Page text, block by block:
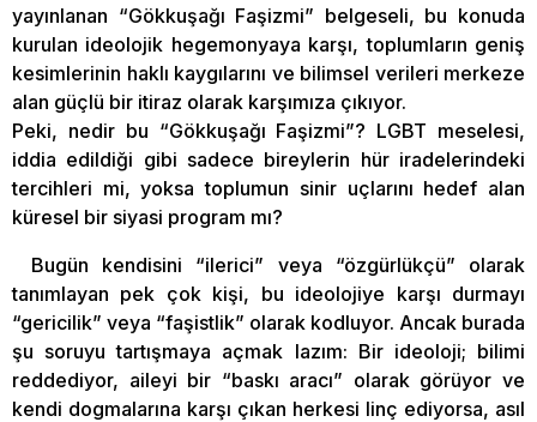
yayınlanan “Gökkuşağı Faşizmi” belgeseli, bu konuda
kurulan ideolojik hegemonyaya karşı, toplumların geniş
kesimlerinin haklı kaygılarını ve bilimsel verileri merkeze
alan güçlü bir itiraz olarak karşımıza çıkıyor.
Peki, nedir bu “Gökkuşağı Faşizmi”? LGBT meselesi,
iddia edildiği gibi sadece bireylerin hür iradelerindeki
tercihleri mi, yoksa toplumun sinir uçlarını hedef alan
küresel bir siyasi program mı?
Bugün kendisini “ilerici” veya “özgürlükçü” olarak
tanımlayan pek çok kişi, bu ideolojiye karşı durmayı
“gericilik” veya “faşistlik” olarak kodluyor. Ancak burada
şu soruyu tartışmaya açmak lazım: Bir ideoloji; bilimi
reddediyor, aileyi bir “baskı aracı” olarak görüyor ve
kendi dogmalarına karşı çıkan herkesi linç ediyorsa, asıl